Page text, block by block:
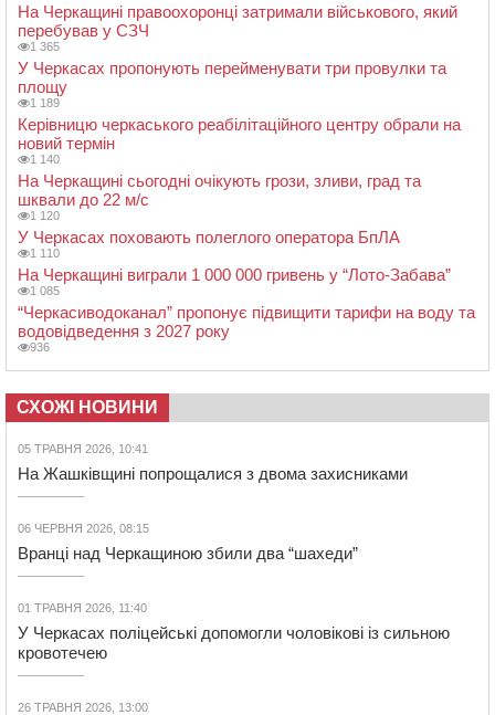
На Черкащині правоохоронці затримали військового, який
перебував у СЗЧ
1 365
У Черкасах пропонують перейменувати три провулки та
площу
1 189
Керівницю черкаського реабілітаційного центру обрали на
новий термін
1 140
На Черкащині сьогодні очікують грози, зливи, град та
шквали до 22 м/с
1 120
У Черкасах поховають полеглого оператора БпЛА
1 110
На Черкащині виграли 1 000 000 гривень у “Лото-Забава”
1 085
“Черкасиводоканал” пропонує підвищити тарифи на воду та
водовідведення з 2027 року
936
СХОЖІ НОВИНИ
05 ТРАВНЯ 2026, 10:41
На Жашківщині попрощалися з двома захисниками
06 ЧЕРВНЯ 2026, 08:15
Вранці над Черкащиною збили два “шахеди”
01 ТРАВНЯ 2026, 11:40
У Черкасах поліцейські допомогли чоловікові із сильною
кровотечею
26 ТРАВНЯ 2026, 13:00